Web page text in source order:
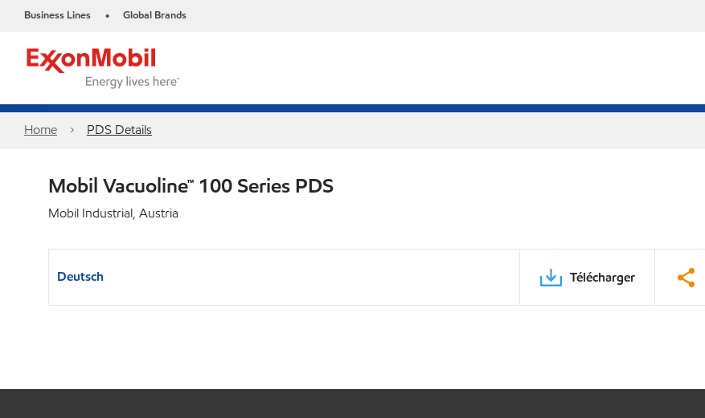
Business Lines • Global Brands
Home PDS Details
Mobil Vacuoline™ 100 Series PDS
Mobil Industrial, Austria
Deutsch Télécharger